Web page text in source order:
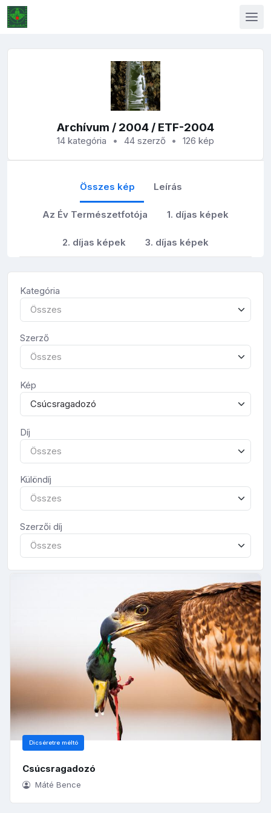
Archívum / 2004 / ETF-2004
14 kategória 44 szerző 126 kép
Összes kép Leírás
Az Év Természetfotója 1. díjas képek
2. díjas képek 3. díjas képek
Kategória
Összes
Szerző
Összes
Kép
Csúcsragadozó
Díj
Összes
Különdíj
Összes
Szerzői díj
Összes
Dicséretre méltó
Csúcsragadozó
Máté Bence